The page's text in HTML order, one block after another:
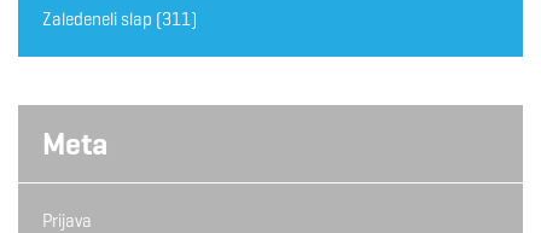
Zaledeneli slap (311)
Meta
Prijava